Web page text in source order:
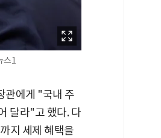
스1
관에게 "국내 주
달라"고 했다. 다
지 세제 혜택을